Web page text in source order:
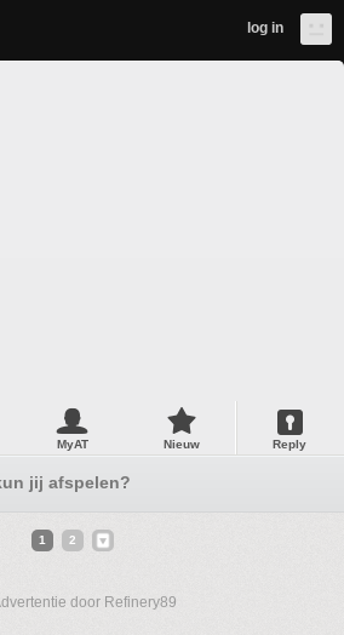
log in
MyAT Nieuw Reply
jij afspelen?
1 2
door Refinery89